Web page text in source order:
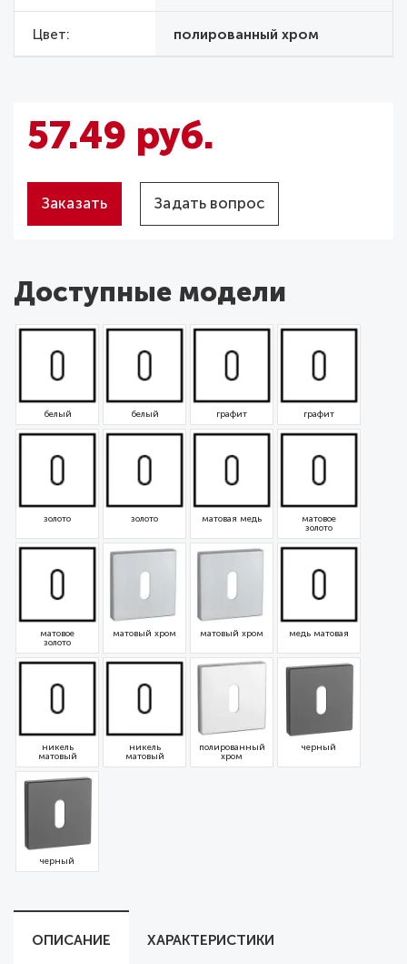
Цвет полированный хром
57.49 руб.
Заказать Задать вопрос
Доступные модели
белый белый графит графит
золото золото матовая медь
матовое
золото
матовое
золото
матовый хром матовый хром медь матовая
никель
матовый
никель
матовый
полированный
хром
черный
черный
ОПИСАНИЕ ХАРАКТЕРИСТИКИ